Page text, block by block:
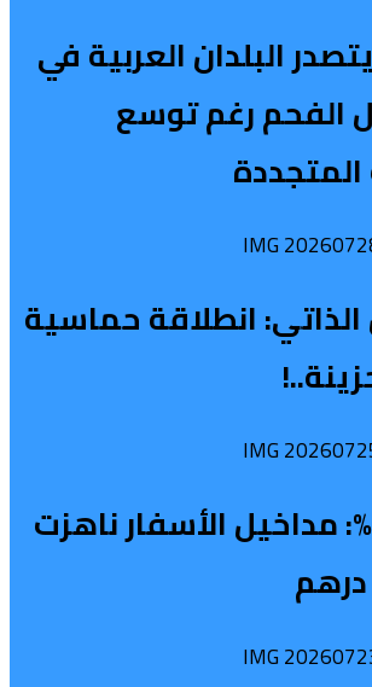
البلدان العربية في
الفحم رغم توسع
انطلاقة حماسية
زيادة 14%: مداخيل الأسفار ناهزت